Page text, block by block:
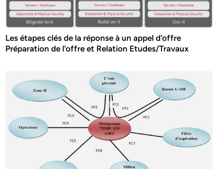
Les étapes clés de la réponse à un appel d’offre
Préparation de l’offre et Relation Etudes/Travaux